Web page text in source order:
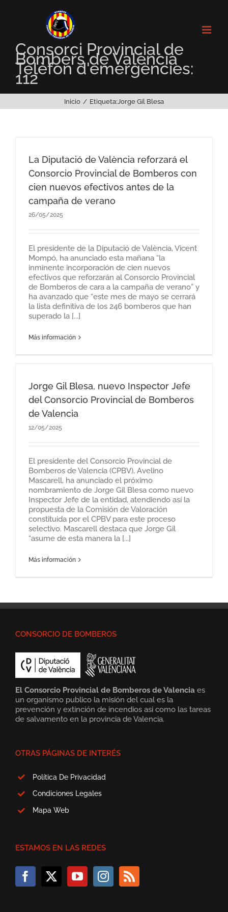
Consorci Provincial de
Bombers de València
Telèfon d'emergències:
112
Inicio Etiqueta:Jorge Gil Blesa
La Diputació de València reforzará el
Consorcio Provincial de Bomberos con
cien nuevos efectivos antes de la
campaña de verano
26/05/2025
El presidente de la Diputació de València, Vicent
Mompó, ha anunciado esta mañana “la
inminente incorporación de cien nuevos
efectivos que reforzarán al Consorcio Provincial
de Bomberos de cara a la campaña de verano” y
ha avanzado que “este mes de mayo se cerrará
la lista definitiva de los 246 bomberos que han
superado la [...]
Más información
Jorge Gil Blesa, nuevo Inspector Jefe
del Consorcio Provincial de Bomberos
de Valencia
12/05/2025
El presidente del Consorcio Provincial de
Bomberos de Valencia (CPBV), Avelino
Mascarell, ha anunciado el próximo
nombramiento de Jorge Gil Blesa como nuevo
Inspector Jefe de la entidad, atendiendo así la
propuesta de la Comisión de Valoración
constituida por el CPBV para este proceso
selectivo. Mascarell destaca que Jorge Gil
“asume de esta manera la [...]
Más información
CONSORCIO DE BOMBEROS
El Consorcio Provincial de Bomberos de Valencia es
un organismo publico la misión del cual es la
prevención y extinción de incendios asi como las tareas
de salvamento en la provincia de Valencia.
OTRAS PÁGINAS DE INTERÉS
Política De Privacidad
Condiciones Legales
Mapa Web
ESTAMOS EN LAS REDES